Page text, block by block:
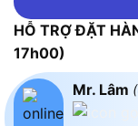
HỖ TRỢ ĐẶT
17h00)
Mr. Lâm (